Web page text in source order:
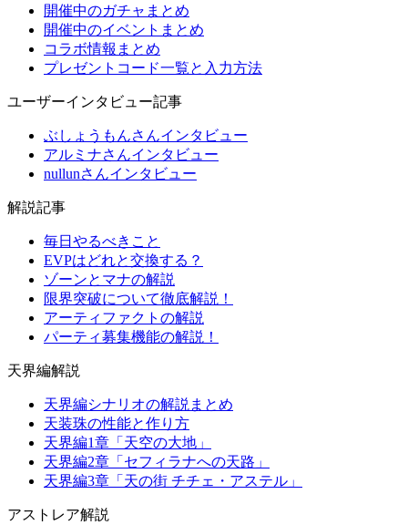
開催中のガチャまとめ
開催中のイベントまとめ
コラボ情報まとめ
プレゼントコード一覧と入力方法
ユーザーインタビュー記事
ぶしょうもんさんインタビュー
アルミナさんインタビュー
nullunさんインタビュー
解説記事
毎日やるべきこと
EVPはどれと交換する？
ゾーンとマナの解説
限界突破について徹底解説！
アーティファクトの解説
パーティ募集機能の解説！
天界編解説
天界編シナリオの解説まとめ
天装珠の性能と作り方
天界編1章「天空の大地」
天界編2章「セフィラナへの天路」
天界編3章「天の街 チチェ・アステル」
アストレア解説